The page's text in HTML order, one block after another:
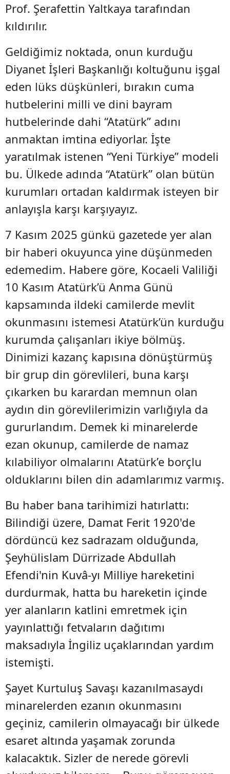
Prof. Şerafettin Yaltkaya tarafından
kıldırılır.
Geldiğimiz noktada, onun kurduğu
Diyanet İşleri Başkanlığı koltuğunu işgal
eden lüks düşkünleri, bırakın cuma
hutbelerini milli ve dini bayram
hutbelerinde dahi “Atatürk” adını
anmaktan imtina ediyorlar. İşte
yaratılmak istenen “Yeni Türkiye” modeli
bu. Ülkede adında “Atatürk” olan bütün
kurumları ortadan kaldırmak isteyen bir
anlayışla karşı karşıyayız.
7 Kasım 2025 günkü gazetede yer alan
bir haberi okuyunca yine düşünmeden
edemedim. Habere göre, Kocaeli Valiliği
10 Kasım Atatürk’ü Anma Günü
kapsamında ildeki camilerde mevlit
okunmasını istemesi Atatürk’ün kurduğu
kurumda çalışanları ikiye bölmüş.
Dinimizi kazanç kapısına dönüştürmüş
bir grup din görevlileri, buna karşı
çıkarken bu karardan memnun olan
aydın din görevlilerimizin varlığıyla da
gururlandım. Demek ki minarelerde
ezan okunup, camilerde de namaz
kılabiliyor olmalarını Atatürk’e borçlu
olduklarını bilen din adamlarımız varmış.
Bu haber bana tarihimizi hatırlattı:
Bilindiği üzere, Damat Ferit 1920'de
dördüncü kez sadrazam olduğunda,
Şeyhülislam Dürrizade Abdullah
Efendi'nin Kuvâ-yı Milliye hareketini
durdurmak, hatta bu hareketin içinde
yer alanların katlini emretmek için
yayınlattığı fetvaların dağıtımı
maksadıyla İngiliz uçaklarından yardım
istemişti.
Şayet Kurtuluş Savaşı kazanılmasaydı
minarelerden ezanın okunmasını
geçiniz, camilerin olmayacağı bir ülkede
esaret altında yaşamak zorunda
kalacaktık. Sizler de nerede görevli